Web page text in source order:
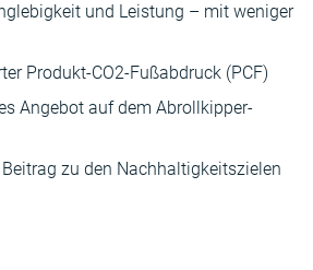
und Leistung – mit weniger
Produkt-CO2-Fußabdruck (PCF)
Angebot auf dem Abrollkipper-
zu den Nachhaltigkeitszielen